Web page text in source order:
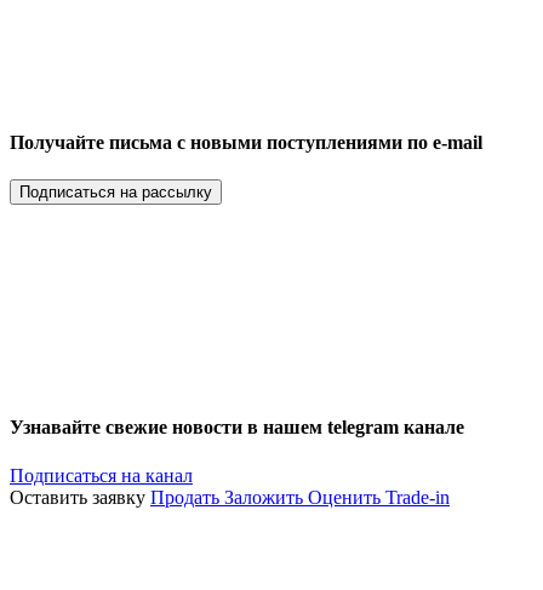
Получайте письма с новыми поступлениями по e-mail
Подписаться на рассылку
Узнавайте свежие новости в нашем telegram канале
Подписаться на канал
Оставить заявку Продать Заложить Оценить Trade-in